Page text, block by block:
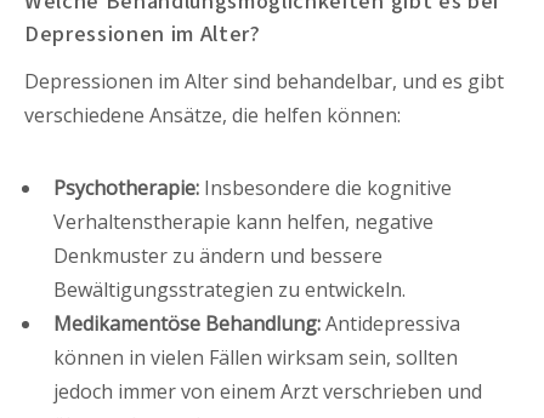
Depressionen im Alter?
Depressionen im Alter sind behandelbar, und es gibt
verschiedene Ansätze, die helfen können:
Psychotherapie: Insbesondere die kognitive
Verhaltenstherapie kann helfen, negative
Denkmuster zu ändern und bessere
Bewältigungsstrategien zu entwickeln.
Medikamentöse Behandlung:Antidepressiva
können in vielen Fällen wirksam sein, sollten
jedoch immer von einem Arzt verschrieben und